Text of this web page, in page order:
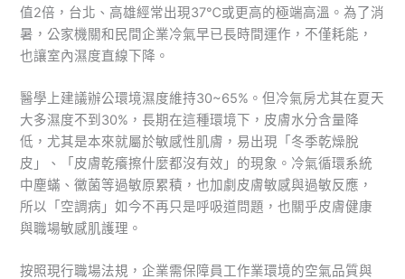
值2倍，台北、高雄經常出現37℃或更高的極端高溫。為了消
暑，公家機關和民間企業冷氣早已長時間運作，不僅耗能，
也讓室內濕度直線下降。
醫學上建議辦公環境濕度維持30~65%。但冷氣房尤其在夏天
大多濕度不到30%，長期在這種環境下，皮膚水分含量降
低，尤其是本來就屬於敏感性肌膚，易出現「冬季乾燥脫
皮」、「皮膚乾癢擦什麼都沒有效」的現象。冷氣循環系統
中塵蟎、黴菌等過敏原累積，也加劇皮膚敏感與過敏反應，
所以「空調病」如今不再只是呼吸道問題，也關乎皮膚健康
與職場敏感肌護理。
按照現行職場法規，企業需保障員工作業環境的空氣品質與